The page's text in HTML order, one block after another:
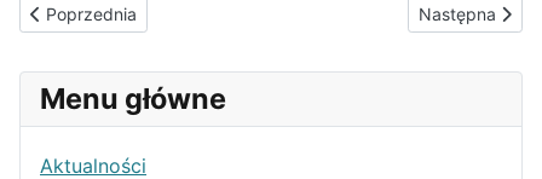
Menu główne
Aktualności
Poprzednia strona: GOM Player 2.3.10.5266 do pobrania w
Poprzednia Następna
Następna